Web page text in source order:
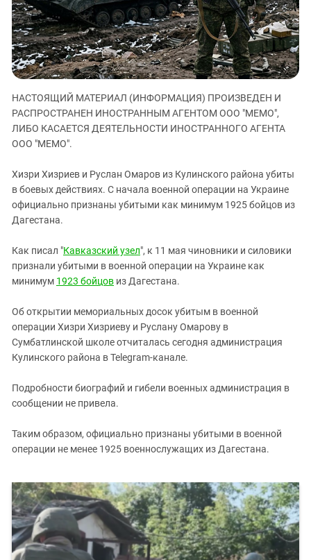
ЗАСТАВЛЯЕТ
КАВКАЗ ЗА ПАЛЕСТИНУ
ИНАКОМЫСЛИЕ В ЧЕЧНЕ
ПРЕСЛЕДОВАНИЕ АКТИВИСТОВ
МОБИЛИЗАЦИЯ И ПРОТЕСТЫ
Дагестан
Ингушетия
Кабардино-Балкария
Калмыкия
Карачаево-Черкесия
Краснодарский край
Нагорный Карабах
Ростовская область
Северная Осетия - Алания
СКФО
Ставропольский край
Чечня
Южный Кавказ
ЮФО
НАСТОЯЩИЙ МАТЕРИАЛ (ИНФОРМАЦИЯ) ПРОИЗВЕДЕН И
РАСПРОСТРАНЕН ИНОСТРАННЫМ АГЕНТОМ ООО "МЕМО",
ЛИБО КАСАЕТСЯ ДЕЯТЕЛЬНОСТИ ИНОСТРАННОГО АГЕНТА
ООО "МЕМО".
Хизри Хизриев и Руслан Омаров из Кулинского района убиты
в боевых действиях. С начала военной операции на Украине
официально признаны убитыми как минимум 1925 бойцов из
Дагестана.
Как писал "Кавказский узел", к 11 мая чиновники и силовики
признали убитыми в военной операции на Украине как
минимум 1923 бойцов из Дагестана.
Об открытии мемориальных досок убитым в военной
операции Хизри Хизриеву и Руслану Омарову в
Сумбатлинской школе отчиталась сегодня администрация
Кулинского района в Telegram-канале.
Подробности биографий и гибели военных администрация в
сообщении не привела.
Таким образом, официально признаны убитыми в военной
операции не менее 1925 военнослужащих из Дагестана.